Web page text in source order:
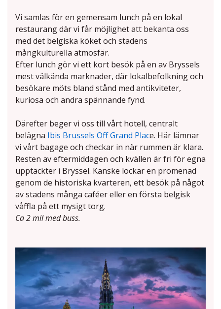
Vi samlas för en gemensam lunch på en lokal
restaurang där vi får möjlighet att bekanta oss
med det belgiska köket och stadens
mångkulturella atmosfär.
Efter lunch gör vi ett kort besök på en av Bryssels
mest välkända marknader, där lokalbefolkning och
besökare möts bland stånd med antikviteter,
kuriosa och andra spännande fynd.
Därefter beger vi oss till vårt hotell, centralt
belägna Ibis Brussels Off Grand Place. Här lämnar
vi vårt bagage och checkar in när rummen är klara.
Resten av eftermiddagen och kvällen är fri för egna
upptäckter i Bryssel. Kanske lockar en promenad
genom de historiska kvarteren, ett besök på något
av stadens många caféer eller en första belgisk
våffla på ett mysigt torg.
Ca 2 mil med buss.